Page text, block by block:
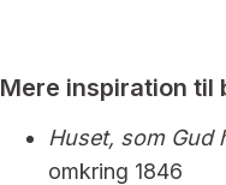
Mere inspiration til
Huset, som Gud
omkring 1846